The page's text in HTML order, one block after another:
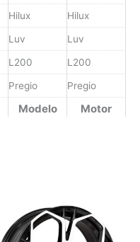
Modelo Motor
Hilux Hilux
Luv Luv
L200 L200
Pregio Pregio